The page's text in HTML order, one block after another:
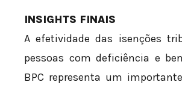
INSIGHTS FINAIS
A efetividade das isenções
pessoas com deficiência e
BPC representa um